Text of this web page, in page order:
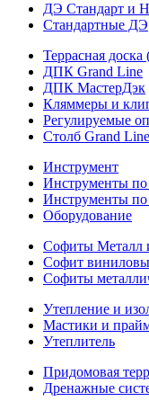
ДЭ Стандарт и
Стандартные ДЭ
Террасная
ДПК Grand Line
ДПК МастерДэк
Кляммеры и
Регулируемые
Столб Grand
Инструмент
Инструменты по
Инструменты по
Оборудование
Софиты
Софит
Софиты
Утепление и
Мастики и
Утеплитель
Придомовая
Дренажные